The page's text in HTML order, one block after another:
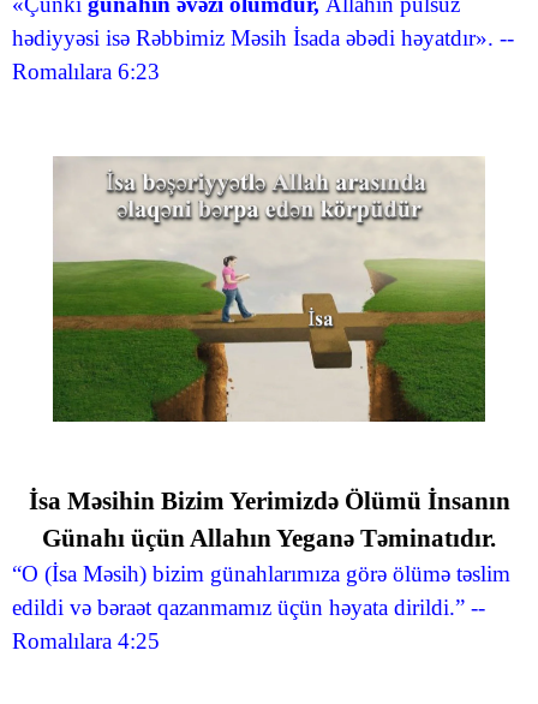
hədiyyəsi isə Rəbbimiz Məsih İsada əbədi həyatdır». --
Romalılara 6:23
İsa Məsihin Bizim Yerimizdə Ölümü İnsanın
Günahı üçün Allahın Yeganə Təminatıdır.
“O (İsa Məsih) bizim günahlarımıza görə ölümə təslim
edildi və bəraət qazanmamız üçün həyata dirildi.” --
Romalılara 4:25